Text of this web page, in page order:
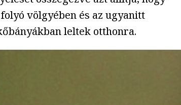
völgyében és az ugyanitt
leltek otthonra.